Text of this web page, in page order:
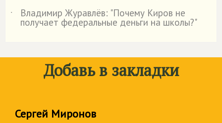
˙
Владимир Журавлёв: "Почему Киров не
получает федеральные деньги на школы?"
Добавь в закладки
Сергей Миронов